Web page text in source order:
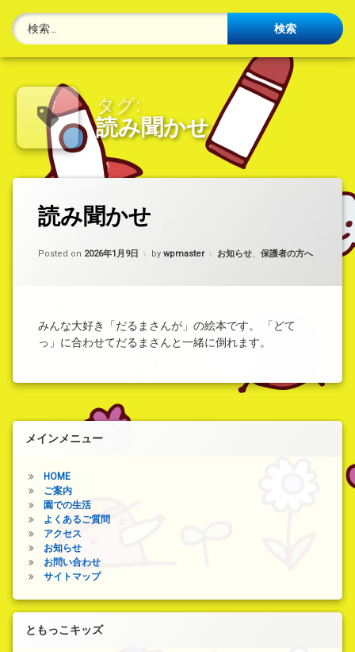
タグ:
読み聞かせ
読み聞かせ
Posted on 2026年1月9日 by wpmaster カテゴリー:
お知らせ、 保護者の方へ
みんな大好き「だるまさんが」の絵本です。 「どて
っ」に合わせてだるまさんと一緒に倒れます。
せ
コ
メ
ト
(読
聞
メインメニュー
HOME
ご案内
園での生活
よくあるご質問
アクセス
お知らせ
お問い合わせ
サイトマップ
ともっこキッズ